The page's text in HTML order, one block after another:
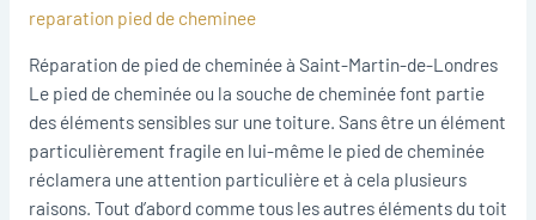
reparation pied de cheminee
Réparation de pied de cheminée à Saint-Martin-de-Londres
Le pied de cheminée ou la souche de cheminée font partie
des éléments sensibles sur une toiture. Sans être un élément
particulièrement fragile en lui-même le pied de cheminée
réclamera une attention particulière et à cela plusieurs
raisons. Tout d’abord comme tous les autres éléments du toit
Saint-
Martin-
de-
Londres